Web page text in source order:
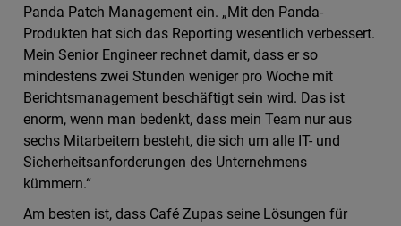
Panda Patch Management ein. „Mit den Panda-
Produkten hat sich das Reporting wesentlich verbessert.
Mein Senior Engineer rechnet damit, dass er so
mindestens zwei Stunden weniger pro Woche mit
Berichtsmanagement beschäftigt sein wird. Das ist
enorm, wenn man bedenkt, dass mein Team nur aus
sechs Mitarbeitern besteht, die sich um alle IT- und
Sicherheitsanforderungen des Unternehmens
kümmern.“
Am besten ist, dass Café Zupas seine Lösungen für